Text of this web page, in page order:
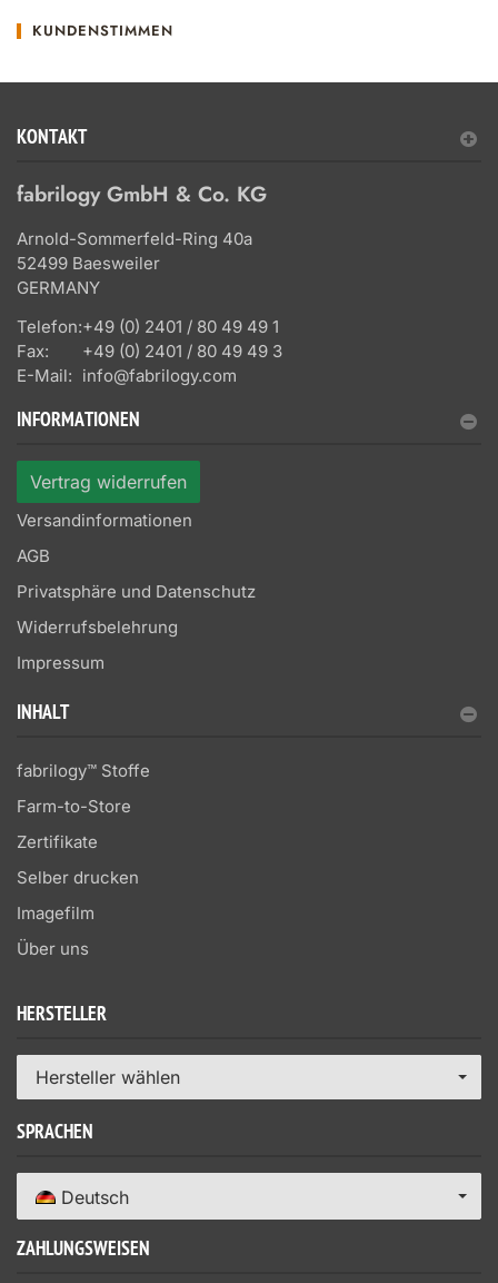
KUNDENSTIMMEN
KONTAKT
fabrilogy GmbH & Co. KG
Arnold-Sommerfeld-Ring 40a
52499 Baesweiler
GERMANY
Telefon:+49 (0) 2401 / 80 49 49 1
Fax:
+49 (0) 2401 / 80 49 49 3
E-Mail: info@fabrilogy.com
INFORMATIONEN
Vertrag widerrufen
Versandinformationen
AGB
Privatsphäre und Datenschutz
Widerrufsbelehrung
Impressum
INHALT
fabrilogy™ Stoffe
Farm-to-Store
Zertifikate
Selber drucken
Imagefilm
Über uns
HERSTELLER
Hersteller wählen
SPRACHEN
Deutsch
ZAHLUNGSWEISEN